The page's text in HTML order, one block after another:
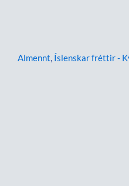
Almennt, Íslenskar fréttir -